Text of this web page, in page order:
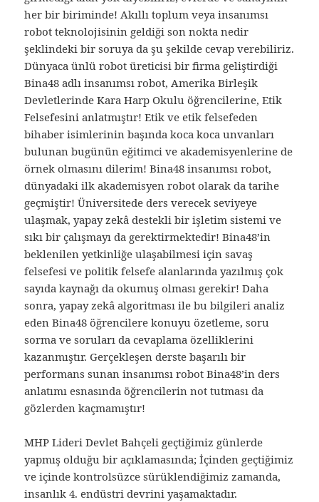
her bir biriminde! Akıllı toplum veya insanımsı
robot teknolojisinin geldiği son nokta nedir
şeklindeki bir soruya da şu şekilde cevap verebiliriz.
Dünyaca ünlü robot üreticisi bir firma geliştirdiği
Bina48 adlı insanımsı robot, Amerika Birleşik
Devletlerinde Kara Harp Okulu öğrencilerine, Etik
Felsefesini anlatmıştır! Etik ve etik felsefeden
bihaber isimlerinin başında koca koca unvanları
bulunan bugünün eğitimci ve akademisyenlerine de
örnek olmasını dilerim! Bina48 insanımsı robot,
dünyadaki ilk akademisyen robot olarak da tarihe
geçmiştir! Üniversitede ders verecek seviyeye
ulaşmak, yapay zekâ destekli bir işletim sistemi ve
sıkı bir çalışmayı da gerektirmektedir! Bina48’in
beklenilen yetkinliğe ulaşabilmesi için savaş
felsefesi ve politik felsefe alanlarında yazılmış çok
sayıda kaynağı da okumuş olması gerekir! Daha
sonra, yapay zekâ algoritması ile bu bilgileri analiz
eden Bina48 öğrencilere konuyu özetleme, soru
sorma ve soruları da cevaplama özelliklerini
kazanmıştır. Gerçekleşen derste başarılı bir
performans sunan insanımsı robot Bina48’in ders
anlatımı esnasında öğrencilerin not tutması da
gözlerden kaçmamıştır!
MHP Lideri Devlet Bahçeli geçtiğimiz günlerde
yapmış olduğu bir açıklamasında; İçinden geçtiğimiz
ve içinde kontrolsüzce sürüklendiğimiz zamanda,
insanlık 4. endüstri devrini yaşamaktadır.